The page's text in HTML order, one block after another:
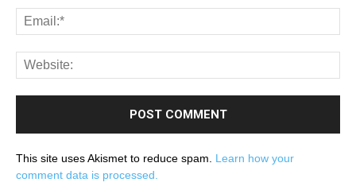
This site uses Akismet to reduce spam. Learn how your
comment data is processed.